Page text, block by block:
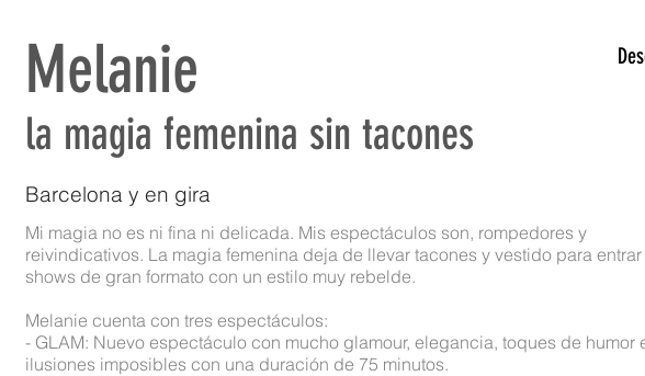
Melanie
la magia femenina sin tacones
Barcelona y en gira
Mi magia no es ni fina ni delicada. Mis espectáculos son, rompedores y
reivindicativos. La magia femenina deja de llevar tacones y vestido para
shows de gran formato con un estilo muy rebelde.
Melanie cuenta con tres espectáculos:
- GLAM: Nuevo espectáculo con mucho glamour, elegancia, toques de humor
ilusiones imposibles con una duración de 75 minutos.